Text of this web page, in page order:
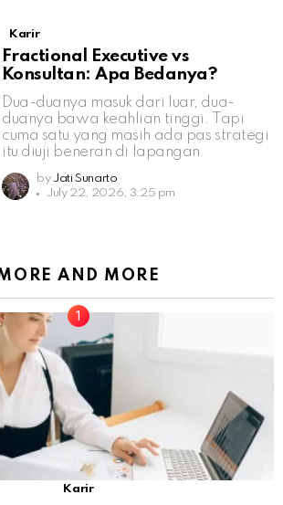
Karir
Fractional Executive vs
Konsultan: Apa Bedanya?
Dua-duanya masuk dari luar, dua-
duanya bawa keahlian tinggi. Tapi
cuma satu yang masih ada pas strategi
itu diuji beneran di lapangan.
by Jati Sunarto
July 22, 2026, 3:25 pm
AND MORE
Karir